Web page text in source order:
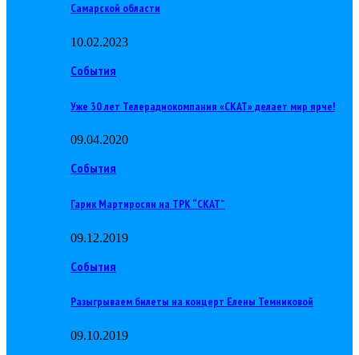
Самарской области
10.02.2023
События
Уже 30 лет Телерадиокомпания «СКАТ» делает мир ярче!
09.04.2020
События
Гарик Мартиросян на ТРК “СКАТ”
09.12.2019
События
Разыгрываем билеты на концерт Елены Темниковой
09.10.2019